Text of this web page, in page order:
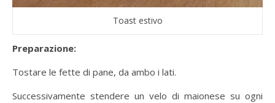
Toast estivo
Preparazione:
Tostare le fette di pane, da ambo i lati.
Successivamente stendere un velo di maionese su ogni